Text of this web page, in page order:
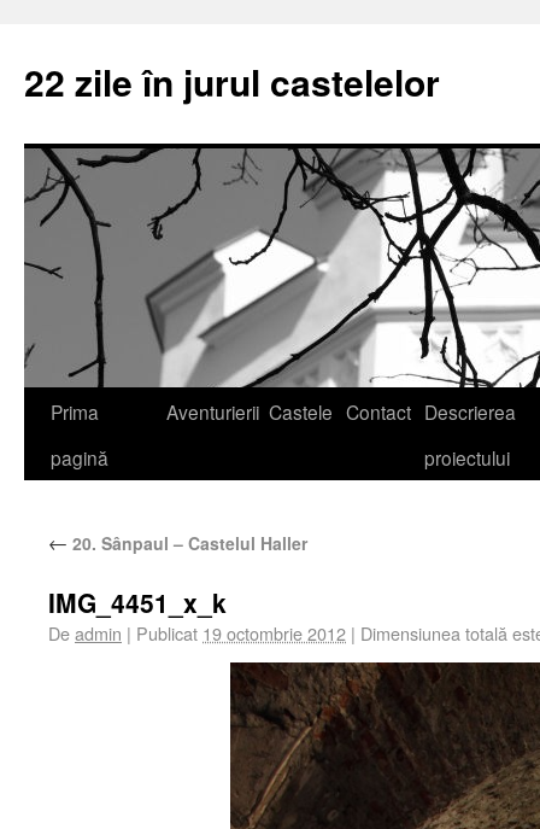
22 zile în jurul castelelor
Prima
pagină
Aventurierii Castele Contact Descrierea
proiectului
← 20. Sânpaul – Castelul Haller
IMG_4451_x_k
Deadmin | Publicat 19 octombrie 2012 | Dimensiunea totală